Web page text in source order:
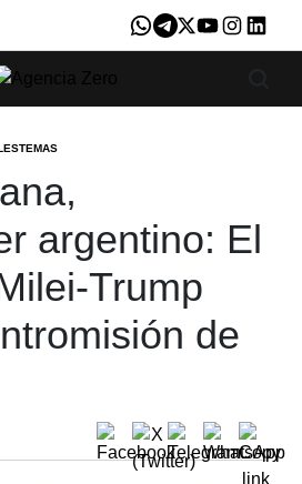
Whatsapp
Telegram
X YoutubeInstagram
TEMAS
argentino: El
Trump
de